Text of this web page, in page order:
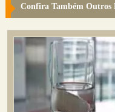
Confira Também Outros